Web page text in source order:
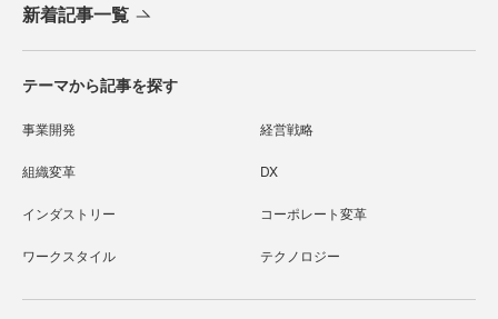
新着記事一覧
テーマから記事を探す
事業開発 経営戦略
組織変革 DX
インダストリー コーポレート変革
ワークスタイル テクノロジー